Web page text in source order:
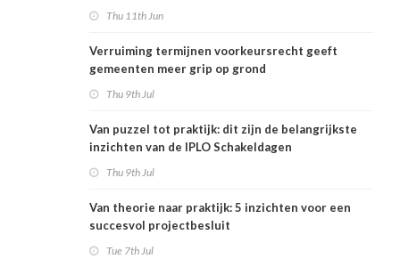
Thu 11th Jun
Verruiming termijnen voorkeursrecht geeft
gemeenten meer grip op grond
Thu 9th Jul
Van puzzel tot praktijk: dit zijn de belangrijkste
inzichten van de IPLO Schakeldagen
Thu 9th Jul
Van theorie naar praktijk: 5 inzichten voor een
succesvol projectbesluit
Tue 7th Jul